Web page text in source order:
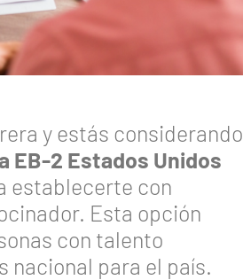
y estás considerando
EB-2 Estados Unidos
establecerte con
Esta opción
con talento
para el país.